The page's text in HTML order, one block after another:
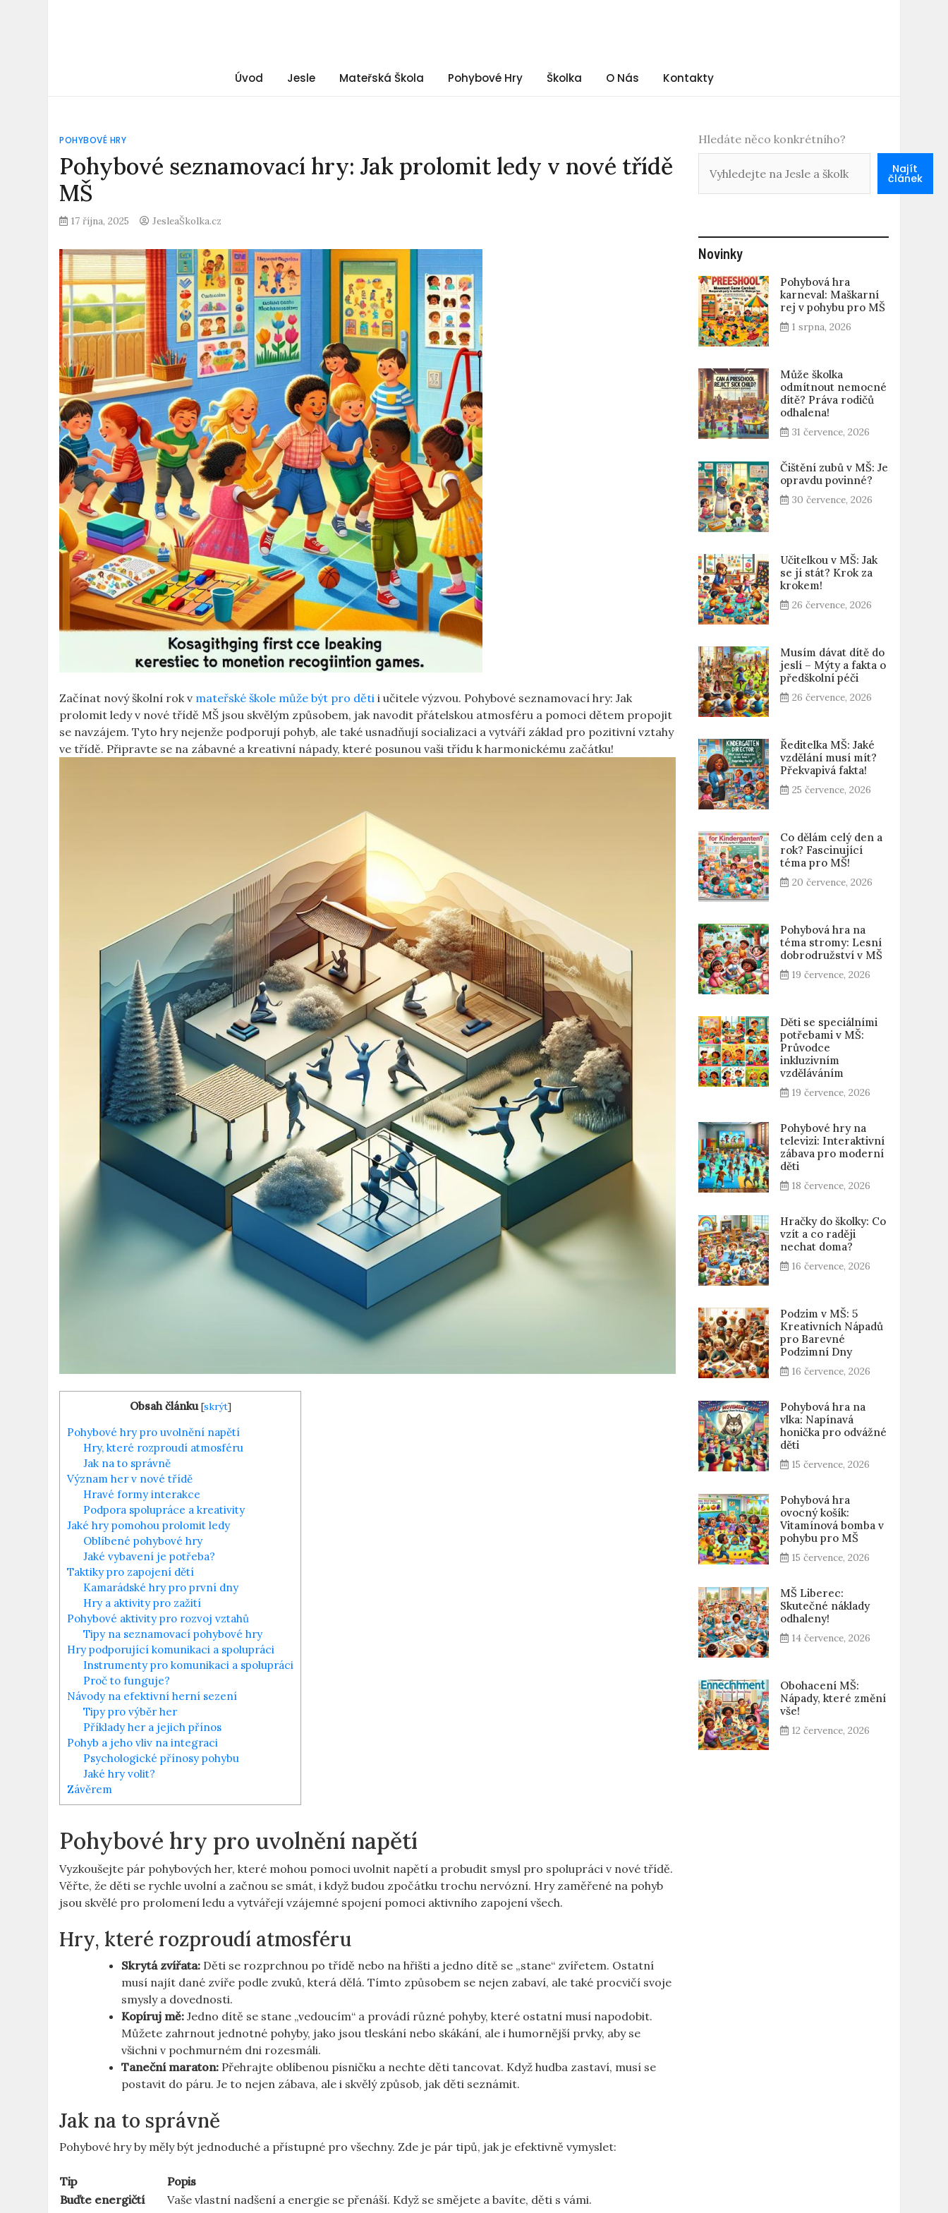
Úvod Jesle Mateřská Škola Pohybové Hry Školka O Nás Kontakty
POHYBOVÉ HRY
Pohybové seznamovací hry: Jak prolomit ledy v nové třídě
MŠ
17 října, 2025 JesleaŠkolka.cz
Začínat nový školní rok v mateřské škole může být pro děti i učitele výzvou. Pohybové seznamovací hry: Jak
prolomit ledy v nové třídě MŠ jsou skvělým způsobem, jak navodit přátelskou atmosféru a pomoci dětem propojit
se navzájem. Tyto hry nejenže podporují pohyb, ale také usnadňují socializaci a vytváří základ pro pozitivní vztahy
ve třídě. Připravte se na zábavné a kreativní nápady, které posunou vaši třídu k harmonickému začátku!
Obsah článku [skrýt]
Pohybové hry pro uvolnění napětí
Hry, které rozproudí atmosféru
Jak na to správně
Význam her v nové třídě
Hravé formy interakce
Podpora spolupráce a kreativity
Jaké hry pomohou prolomit ledy
Oblíbené pohybové hry
Jaké vybavení je potřeba?
Taktiky pro zapojení dětí
Kamarádské hry pro první dny
Hry a aktivity pro zažití
Pohybové aktivity pro rozvoj vztahů
Tipy na seznamovací pohybové hry
Hry podporující komunikaci a spolupráci
Instrumenty pro komunikaci a spolupráci
Proč to funguje?
Návody na efektivní herní sezení
Tipy pro výběr her
Příklady her a jejich přínos
Pohyb a jeho vliv na integraci
Psychologické přínosy pohybu
Jaké hry volit?
Závěrem
Pohybové hry pro uvolnění napětí
Vyzkoušejte pár pohybových her, které mohou pomoci uvolnit napětí a probudit smysl pro spolupráci v nové třídě.
Věřte, že děti se rychle uvolní a začnou se smát, i když budou zpočátku trochu nervózní. Hry zaměřené na pohyb
jsou skvělé pro prolomení ledu a vytvářejí vzájemné spojení pomoci aktivního zapojení všech.
Hry, které rozproudí atmosféru
Skrytá zvířata: Děti se rozprchnou po třídě nebo na hřišti a jedno dítě se „stane“ zvířetem. Ostatní
musí najít dané zvíře podle zvuků, která dělá. Tímto způsobem se nejen zabaví, ale také procvičí svoje
smysly a dovednosti.
Kopíruj mě: Jedno dítě se stane „vedoucím“ a provádí různé pohyby, které ostatní musí napodobit.
Můžete zahrnout jednotné pohyby, jako jsou tleskání nebo skákání, ale i humornější prvky, aby se
všichni v pochmurném dni rozesmáli.
Taneční maraton: Přehrajte oblíbenou písničku a nechte děti tancovat. Když hudba zastaví, musí se
postavit do páru. Je to nejen zábava, ale i skvělý způsob, jak děti seznámit.
Jak na to správně
Pohybové hry by měly být jednoduché a přístupné pro všechny. Zde je pár tipů, jak je efektivně vymyslet:
Tip
Popis
Buďte energičtí
Vaše vlastní nadšení a energie se přenáší. Když se smějete a bavíte, děti s vámi.
Hledáte něco konkrétního?
Najít
článek
Novinky
Pohybová hra
karneval: Maškarní
rej v pohybu pro MŠ
1 srpna, 2026
Může školka
odmítnout nemocné
dítě? Práva rodičů
odhalena!
31 července, 2026
Čištění zubů v MŠ: Je
opravdu povinné?
30 července, 2026
Učitelkou v MŠ: Jak
se jí stát? Krok za
krokem!
26 července, 2026
Musím dávat dítě do
jeslí – Mýty a fakta o
předškolní péči
26 července, 2026
Ředitelka MŠ: Jaké
vzdělání musí mít?
Překvapivá fakta!
25 července, 2026
Co dělám celý den a
rok? Fascinující
téma pro MŠ!
20 července, 2026
Pohybová hra na
téma stromy: Lesní
dobrodružství v MŠ
19 července, 2026
Děti se speciálními
potřebami v MŠ:
Průvodce
inkluzivním
vzděláváním
19 července, 2026
Pohybové hry na
televizi: Interaktivní
zábava pro moderní
děti
18 července, 2026
Hračky do školky: Co
vzít a co raději
nechat doma?
16 července, 2026
Podzim v MŠ: 5
Kreativních Nápadů
pro Barevné
Podzimní Dny
16 července, 2026
Pohybová hra na
vlka: Napínavá
honička pro odvážné
děti
15 července, 2026
Pohybová hra
ovocný košík:
Vitamínová bomba v
pohybu pro MŠ
15 července, 2026
MŠ Liberec:
Skutečné náklady
odhaleny!
14 července, 2026
Obohacení MŠ:
Nápady, které změní
vše!
12 července, 2026